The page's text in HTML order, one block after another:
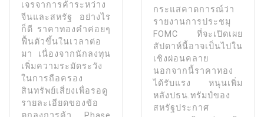
เจรจาการค้าระหว่าง
จีนและสหรัฐ อย่างไร
ก็ดี ราคาทองคําค่อยๆ
ฟื้นตัวขึ้นในเวลาต่อ
มา เนื่องจากนักลงทุน
เพิ่มความระมัดระวัง
ในการถือครอง
สินทรัพย์เสี่ยงเพื่อรอดู
รายละเอียดของข้อ
กระแสคาดการณ์ว่า
รายงานการประชมุ
FOMC ที่จะเปิดเผย
สัปดาห์นี้อาจเป็นไปใน
เชิงผ่อนคลาย
นอกจากนี้ราคาทอง
ได้รับแรง หนุนเพิ่ม
หลังปธน.ทรัมป์ของ
สหรัฐประกาศ